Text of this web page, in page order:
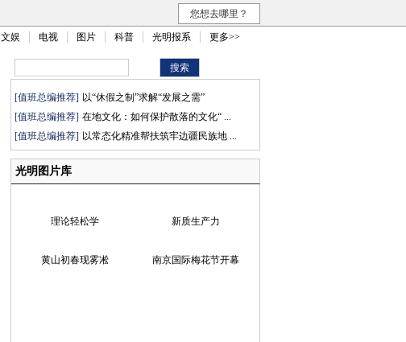
您想去哪里？
文娱 电视 图片 科普 光明报系 更多>>
[值班总编推荐] 以“休假之制”求解“发展之需”
[值班总编推荐] 在地文化：如何保护散落的文化“ ...
[值班总编推荐] 以常态化精准帮扶筑牢边疆民族地 ...
光明图片库
理论轻松学 新质生产力
黄山初春现雾凇 南京国际梅花节开幕